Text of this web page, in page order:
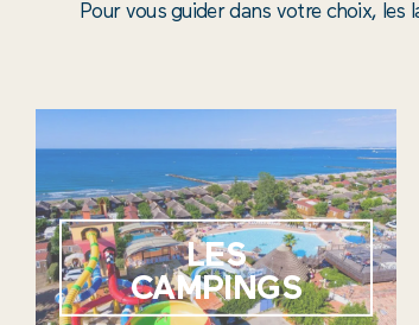
Pour vous guider dans votre choix, les
LES
CAMPINGS